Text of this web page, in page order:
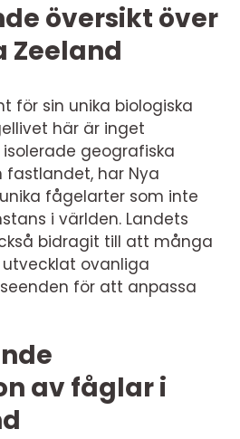
översikt över
Zeeland
för sin unika biologiska
här är inget
geografiska
fastlandet, har Nya
fågelarter som inte
i världen. Landets
bidragit till att många
ovanliga
för att anpassa
av fåglar i